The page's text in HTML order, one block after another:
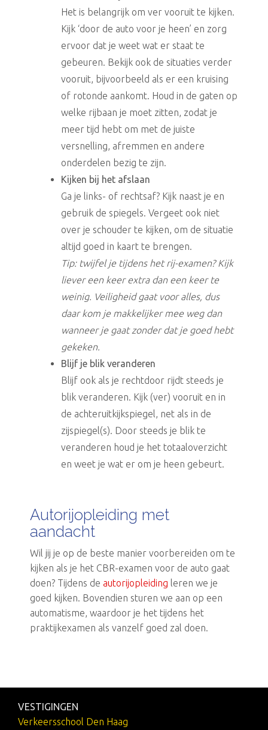
Het is belangrijk om ver vooruit te kijken.
Kijk ‘door de auto voor je heen’ en zorg
ervoor dat je weet wat er staat te
gebeuren. Bekijk ook de situaties verder
vooruit, bijvoorbeeld als er een kruising
of rotonde aankomt. Houd in de gaten op
welke rijbaan je moet zitten, zodat je
meer tijd hebt om met de juiste
versnelling, afremmen en andere
onderdelen bezig te zijn.
Kijken bij het afslaan
Ga je links- of rechtsaf? Kijk naast je en
gebruik de spiegels. Vergeet ook niet
over je schouder te kijken, om de situatie
altijd goed in kaart te brengen.
Tip: twijfel je tijdens het rij-examen? Kijk
liever een keer extra dan een keer te
weinig. Veiligheid gaat voor alles, dus
daar kom je makkelijker mee weg dan
wanneer je gaat zonder dat je goed hebt
gekeken.
Blijf je blik veranderen
Blijf ook als je rechtdoor rijdt steeds je
blik veranderen. Kijk (ver) vooruit en in
de achteruitkijkspiegel, net als in de
zijspiegel(s). Door steeds je blik te
veranderen houd je het totaaloverzicht
en weet je wat er om je heen gebeurt.
Autorijopleiding met
aandacht
Wil jij je op de beste manier voorbereiden om te
kijken als je het CBR-examen voor de auto gaat
doen? Tijdens de autorijopleiding leren we je
goed kijken. Bovendien sturen we aan op een
automatisme, waardoor je het tijdens het
praktijkexamen als vanzelf goed zal doen.
VESTIGINGEN
Verkeersschool Den Haag